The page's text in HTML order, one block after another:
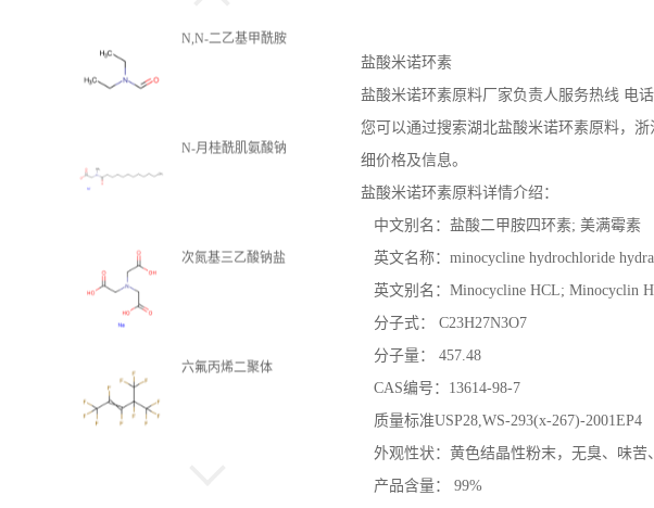
4,4'-亚甲基双(2,6-二甲苯
1,1,2,2-四氟乙基-2,2,3,3-
阻聚剂705
双酚 A 双(二苯基磷酸酯)
盐酸米诺环素
盐酸米诺环素原料厂家负责人服务热线 电
您可以通过搜索湖北盐酸米诺环素原料，
细价格及信息。
盐酸米诺环素原料详情介绍：
中文别名：盐酸二甲胺四环素; 美满霉素
英文名称：minocycline hydrochloride
英文别名：Minocycline HCL; Minocyclin
分子式： C23H27N3O7
分子量： 457.48
CAS编号：13614-98-7
质量标准USP28,WS-293(x-267)-2001EP4
外观性状：黄色结晶性粉末，无臭、味苦
产品含量： 99%